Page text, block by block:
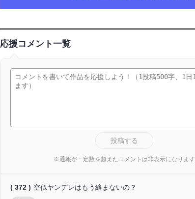
応援コメント一覧
投稿する
※通報が一定数を超えたコメントは非表示になります
( 372 ) 空似ヤンデレはもう絡まないの？